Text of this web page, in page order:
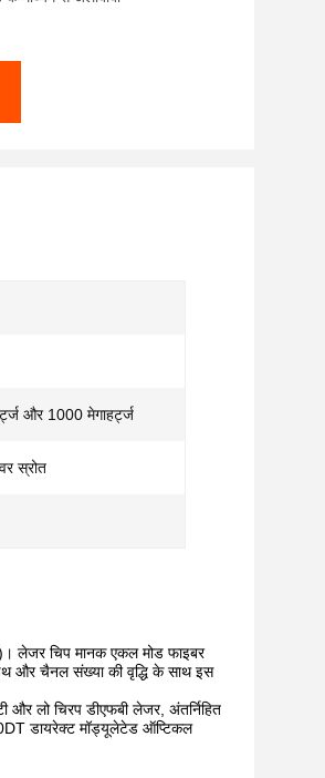
और 1000 मेगाहर्ट्ज
स्रोत
लेजर चिप मानक एकल मोड फाइबर
और चैनल संख्या की वृद्धि के साथ इस
और लो चिरप डीएफबी लेजर, अंतर्निहित
डायरेक्ट मॉड्यूलेटेड ऑप्टिकल